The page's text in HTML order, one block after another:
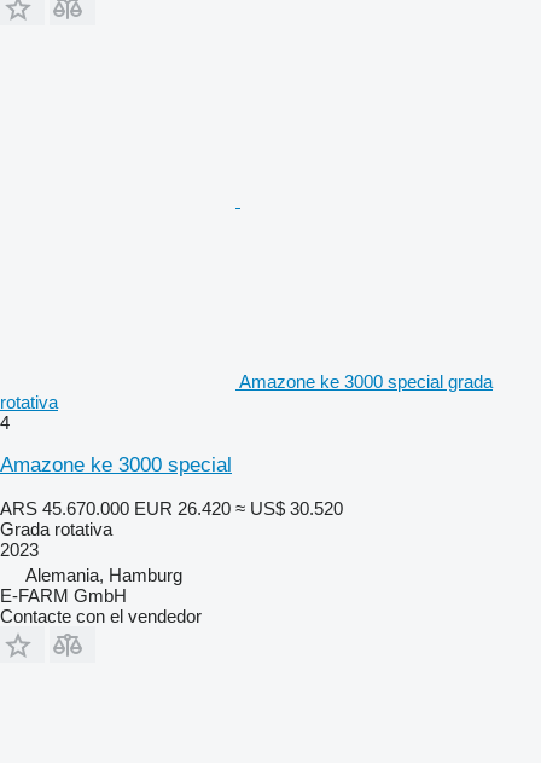
Amazone ke 3000 special grada
rotativa
4
Amazone ke 3000 special
ARS 45.670.000 EUR 26.420 ≈ US$ 30.520
Grada rotativa
2023
Alemania, Hamburg
E-FARM GmbH
Contacte con el vendedor